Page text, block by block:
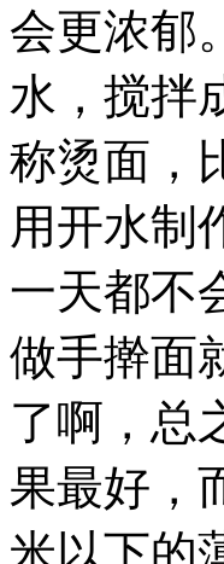
会更浓郁
水，搅拌
称烫面，
用开水制
一天都不
做手擀面
了啊，总
果最好，
米以下的